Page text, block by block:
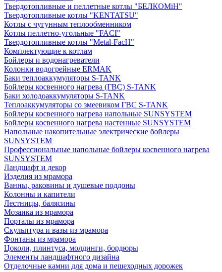
Твердотопливные и пеллетные котлы "БЕЛКОМiН"
Твердотопливные котлы "KENTATSU"
Котлы с чугунным теплообменником
Котлы пеллетно-угольные "FACI"
Твердотопливные котлы "Metal-FacH"
Комплектующие к котлам
Бойлеры и водонагреватели
Колонки водогрейные ERMAK
Баки теплоаккумуляторы S-TANK
Бойлеры косвенного нагрева (ГВС) S-TANK
Баки холодоаккумуляторы S-TANK
Теплоаккумуляторы со змеевиком ГВС S-TANK
Бойлеры косвенного нагрева напольные SUNSYSTEM
Бойлеры косвенного нагрева настенные SUNSYSTEM
Напольные накопительные электрические бойлеры
SUNSYSTEM
Профессиональные напольные бойлеры косвенного нагрева
SUNSYSTEM
Ландшафт и декор
Изделия из мрамора
Ванны, раковины и душевые поддоны
Колонны и капители
Лестницы, балясины
Мозаика из мрамора
Порталы из мрамора
Скульптура и вазы из мрамора
Фонтаны из мрамора
Цоколи, плинтуса, молдинги, бордюры
Элементы ландшафтного дизайна
Отделочные камни для дома и пешеходных дорожек